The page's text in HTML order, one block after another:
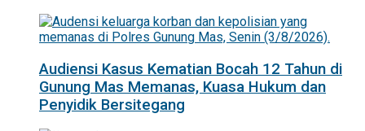
Audiensi Kasus Kematian Bocah 12 Tahun di
Gunung Mas Memanas, Kuasa Hukum dan
Penyidik Bersitegang